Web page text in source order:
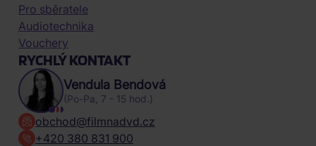
Pro sběratele
Audiotechnika
Vouchery
RYCHLÝ KONTAKT
Vendula Bendová
(Po-Pa, 7 - 15 hod.)
obchod@filmnadvd.cz
+420 380 831 900